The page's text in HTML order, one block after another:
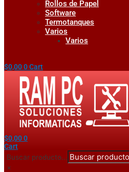
Rollos de Papel
Software
Termotanques
Varios
Varios
$0,000Cart
$0,000
Cart
Buscar producto...
×